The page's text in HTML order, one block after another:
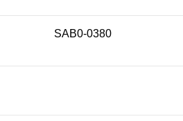
SAB0-0380